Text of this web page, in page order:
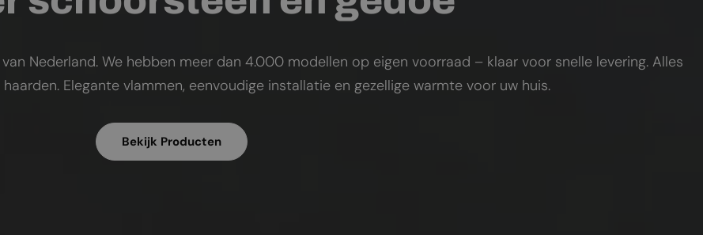
Nederland. We hebben meer dan 4.000 modellen op eigen voorraad – klaar voor snelle levering. Alles
Elegante vlammen, eenvoudige installatie en gezellige warmte voor uw huis.
Bekijk Producten